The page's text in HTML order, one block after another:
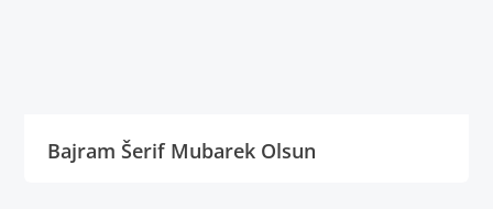
Bajram Šerif Mubarek Olsun